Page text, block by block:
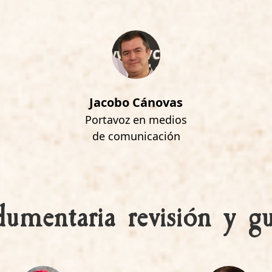
Jacobo Cánovas
Portavoz en medios
de comunicación
revisión y